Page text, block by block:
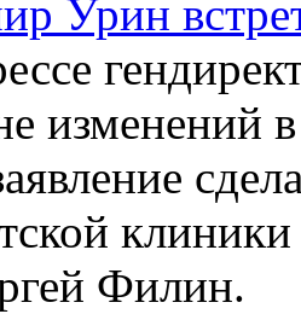
изменений
Филин.